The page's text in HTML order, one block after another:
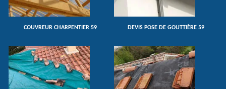
COUVREUR CHARPENTIER 59 DEVIS POSE DE GOUTTIÈRE 59